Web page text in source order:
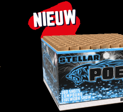
NIEUW